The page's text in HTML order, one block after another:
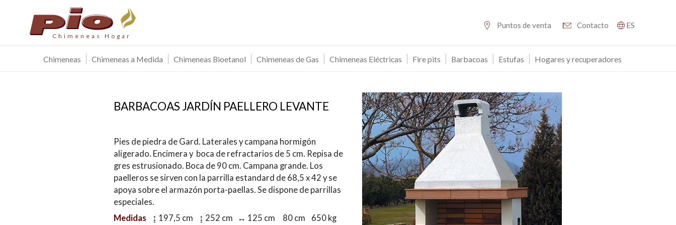
Chimeneas Hogar
Puntos de venta Contacto ES
Chimeneas Chimeneas a Medida Chimeneas Bioetanol Chimeneas de Gas Chimeneas Eléctricas Fire pits Barbacoas Estufas Hogares y recuperadores
BARBACOAS JARDÍN PAELLERO LEVANTE
Pies de piedra de Gard. Laterales y campana hormigón
aligerado. Encimera y boca de refractarios de 5 cm. Repisa de
gres estrusionado. Boca de 90 cm. Campana grande. Los
paelleros se sirven con la parrilla estandard de 68,5 x 42 y se
apoya sobre el armazón porta-paellas. Se dispone de parrillas
especiales.
Medidas
↨ 197,5 cm ↨ 252 cm ↔ 125 cm 80 cm  650 kg
Modificar cookies
Técnicas y funcionales
Siempre activas
Este sitio web utiliza Cookies propias para recopilar información con la finalidad de
mejorar nuestros servicios. Si continua navegando, supone la aceptación de la
instalación de las mismas. El usuario tiene la posibilidad de configurar su navegador